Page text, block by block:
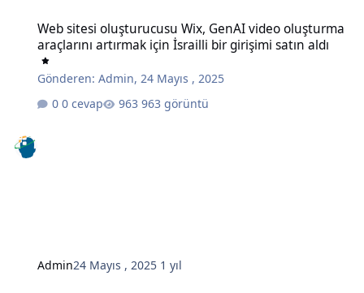
Web sitesi oluşturucusu Wix, GenAI video oluşturma
araçlarını artırmak için İsrailli bir girişimi satın aldı
Gönderen:Admin, 24 Mayıs , 2025
0 cevap
963 görüntü
Admin24 Mayıs , 2025 1 yıl